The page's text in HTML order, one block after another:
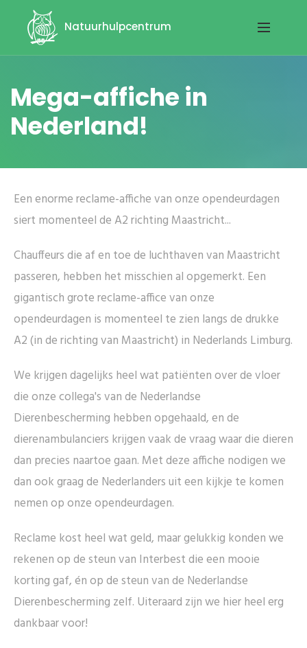
Natuurhulpcentrum
Mega-affiche in
Nederland!
Een enorme reclame-affiche van onze opendeurdagen
siert momenteel de A2 richting Maastricht...
Chauffeurs die af en toe de luchthaven van Maastricht
passeren, hebben het misschien al opgemerkt. Een
gigantisch grote reclame-affice van onze
opendeurdagen is momenteel te zien langs de drukke
A2 (in de richting van Maastricht) in Nederlands Limburg.
We krijgen dagelijks heel wat patiënten over de vloer
die onze collega's van de Nederlandse
Dierenbescherming hebben opgehaald, en de
dierenambulanciers krijgen vaak de vraag waar die dieren
dan precies naartoe gaan. Met deze affiche nodigen we
dan ook graag de Nederlanders uit een kijkje te komen
nemen op onze opendeurdagen.
Reclame kost heel wat geld, maar gelukkig konden we
rekenen op de steun van Interbest die een mooie
korting gaf, én op de steun van de Nederlandse
Dierenbescherming zelf. Uiteraard zijn we hier heel erg
dankbaar voor!